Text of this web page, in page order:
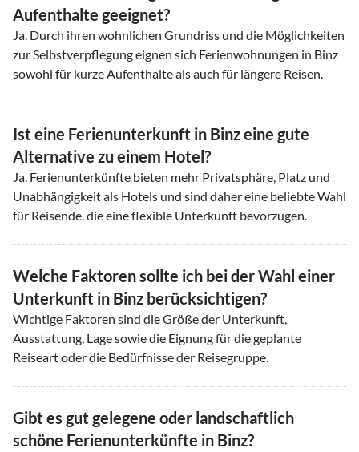
Aufenthalte geeignet?
Ja. Durch ihren wohnlichen Grundriss und die Möglichkeiten
zur Selbstverpflegung eignen sich Ferienwohnungen in Binz
sowohl für kurze Aufenthalte als auch für längere Reisen.
Ist eine Ferienunterkunft in Binz eine gute
Alternative zu einem Hotel?
Ja. Ferienunterkünfte bieten mehr Privatsphäre, Platz und
Unabhängigkeit als Hotels und sind daher eine beliebte Wahl
für Reisende, die eine flexible Unterkunft bevorzugen.
Welche Faktoren sollte ich bei der Wahl einer
Unterkunft in Binz berücksichtigen?
Wichtige Faktoren sind die Größe der Unterkunft,
Ausstattung, Lage sowie die Eignung für die geplante
Reiseart oder die Bedürfnisse der Reisegruppe.
Gibt es gut gelegene oder landschaftlich
schöne Ferienunterkünfte in Binz?